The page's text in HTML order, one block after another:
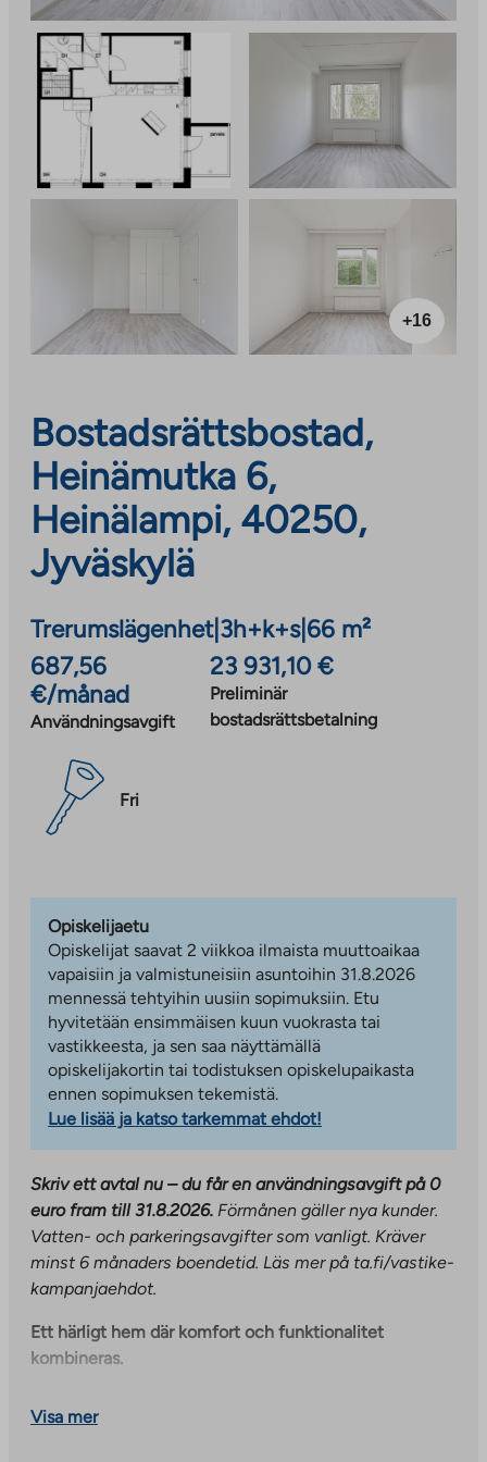
+16
Bostadsrättsbostad,
Heinämutka 6,
Heinälampi, 40250,
Jyväskylä
Trerumslägenhet| 3h+k+s| 66 m²
687,56
€/månad
Användningsavgift
23 931,10 €
Preliminär
bostadsrättsbetalning
Fri
Opiskelijaetu
Opiskelijat saavat 2 viikkoa ilmaista muuttoaikaa
vapaisiin ja valmistuneisiin asuntoihin 31.8.2026
mennessä tehtyihin uusiin sopimuksiin. Etu
hyvitetään ensimmäisen kuun vuokrasta tai
vastikkeesta, ja sen saa näyttämällä
opiskelijakortin tai todistuksen opiskelupaikasta
ennen sopimuksen tekemistä.
Lue lisää ja katso tarkemmat ehdot!
Skriv ett avtal nu – du får en användningsavgift på 0
euro fram till 31.8.2026. Förmånen gäller nya kunder.
Vatten- och parkeringsavgifter som vanligt. Kräver
minst 6 månaders boendetid. Läs mer på ta.fi/vastike-
kampanjaehdot.
Ett härligt hem där komfort och funktionalitet
kombineras.
vardagen flyter på smidigt. Den noggrant utformade
Visa mer